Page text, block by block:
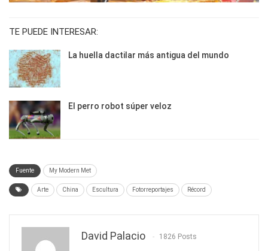
TE PUEDE INTERESAR:
La huella dactilar más antigua del mundo
El perro robot súper veloz
Fuente My Modern Met
Arte China Escultura Fotorreportajes Récord
David Palacio 1826 Posts